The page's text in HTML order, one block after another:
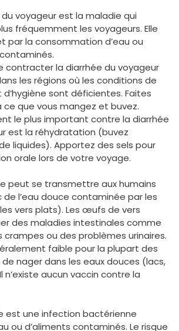
du voyageur est la maladie qui
fréquemment les voyageurs. Elle
par la consommation d’eau ou
contracter la diarrhée du voyageur
les régions où les conditions de
sont déficientes. Faites
que vous mangez et buvez.
le plus important contre la diarrhée
est la réhydratation (buvez
liquides). Apportez des sels pour
orale lors de votre voyage.
peut se transmettre aux humains
l’eau douce contaminée par les
vers plats). Les œufs de vers
des maladies intestinales comme
ou des problèmes urinaires.
faible pour la plupart des
de nager dans les eaux douces (lacs,
n’existe aucun vaccin contre la
est une infection bactérienne
ou d’aliments contaminés. Le risque